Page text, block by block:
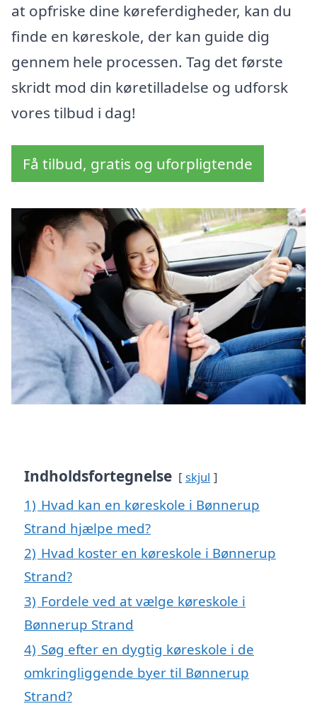
at opfriske dine køreferdigheder, kan du
finde en køreskole, der kan guide dig
gennem hele processen. Tag det første
skridt mod din køretilladelse og udforsk
vores tilbud i dag!
Få tilbud, gratis og uforpligtende
Indholdsfortegnelse skjul
1) Hvad kan en køreskole i Bønnerup
Strand hjælpe med?
2) Hvad koster en køreskole i Bønnerup
Strand?
3) Fordele ved at vælge køreskole i
Bønnerup Strand
4) Søg efter en dygtig køreskole i de
omkringliggende byer til Bønnerup
Strand?